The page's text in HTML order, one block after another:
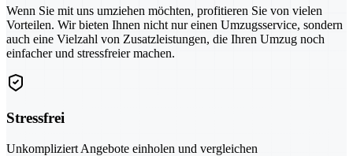
Wenn Sie mit uns umziehen möchten, profitieren Sie von vielen
Vorteilen. Wir bieten Ihnen nicht nur einen Umzugsservice, sondern
auch eine Vielzahl von Zusatzleistungen, die Ihren Umzug noch
einfacher und stressfreier machen.
Stressfrei
Unkompliziert Angebote einholen und vergleichen